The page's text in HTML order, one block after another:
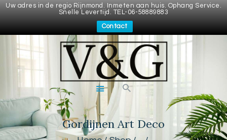
Uw adres in de regio Rijnmond. Inmeten aan huis. Ophang Service.
Snelle Levertijd. TEL-06-58889883
Contact
Gordijnen Art Deco
VITRAGES & GORDIJNEN
Wij bieden gordijnen en vitrages op maat voor een betaalbare prijs.
Inmeten aan huis. Ophang Service. Snelle Prijsopgave en levertijd
VITRAGES
KINDERKAMER
GORDIJNEN
GORDIJNEN
CONTACT